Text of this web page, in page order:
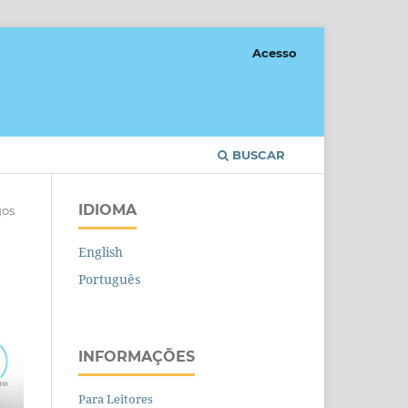
BUSCAR
Acesso
IDIOMA
English
Português
INFORMAÇÕES
Para Leitores